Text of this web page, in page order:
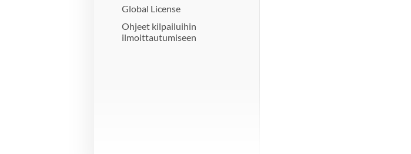
Global License
Ohjeet kilpailuihin
ilmoittautumiseen